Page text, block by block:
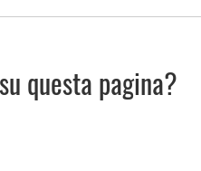
questa pagina?